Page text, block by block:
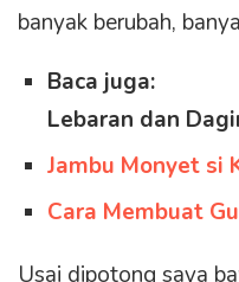
banyak berubah,
Baca juga:
Lebaran dan
Jambu Monyet si
Cara Membuat
Usai dipotong saya